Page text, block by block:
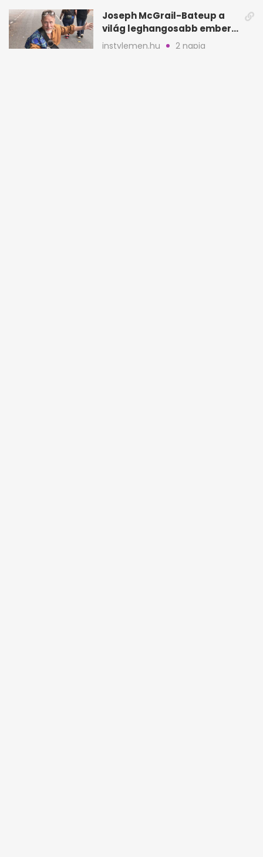
Joseph McGrail-Bateup a
világ leghangosabb embere
lett Ausztráliából
instylemen.hu 2 napja